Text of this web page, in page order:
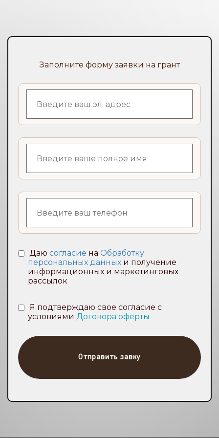
Заполните форму заявки на грант
Даю согласие на Обработку
персональных данных и получение
информационных и маркетинговых
рассылок
Я подтверждаю свое согласие с
условиями Договора оферты
Отправить завку